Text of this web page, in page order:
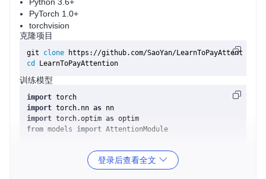
PyTorch 1.0+
torchvision
克隆项目
git clone
cd
训练模型
import
import torch.nn as
import torch.optim as
from models import AttentionModule
# 定义数据加载器和其他参数
登录后查看全文